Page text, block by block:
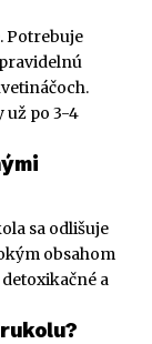
Potrebuje
už po 3-4
sa odlišuje
obsahom
a